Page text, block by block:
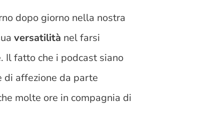
dopo giorno nella nostra
versatilità nel farsi
Il fatto che i podcast siano
di affezione da parte
molte ore in compagnia di